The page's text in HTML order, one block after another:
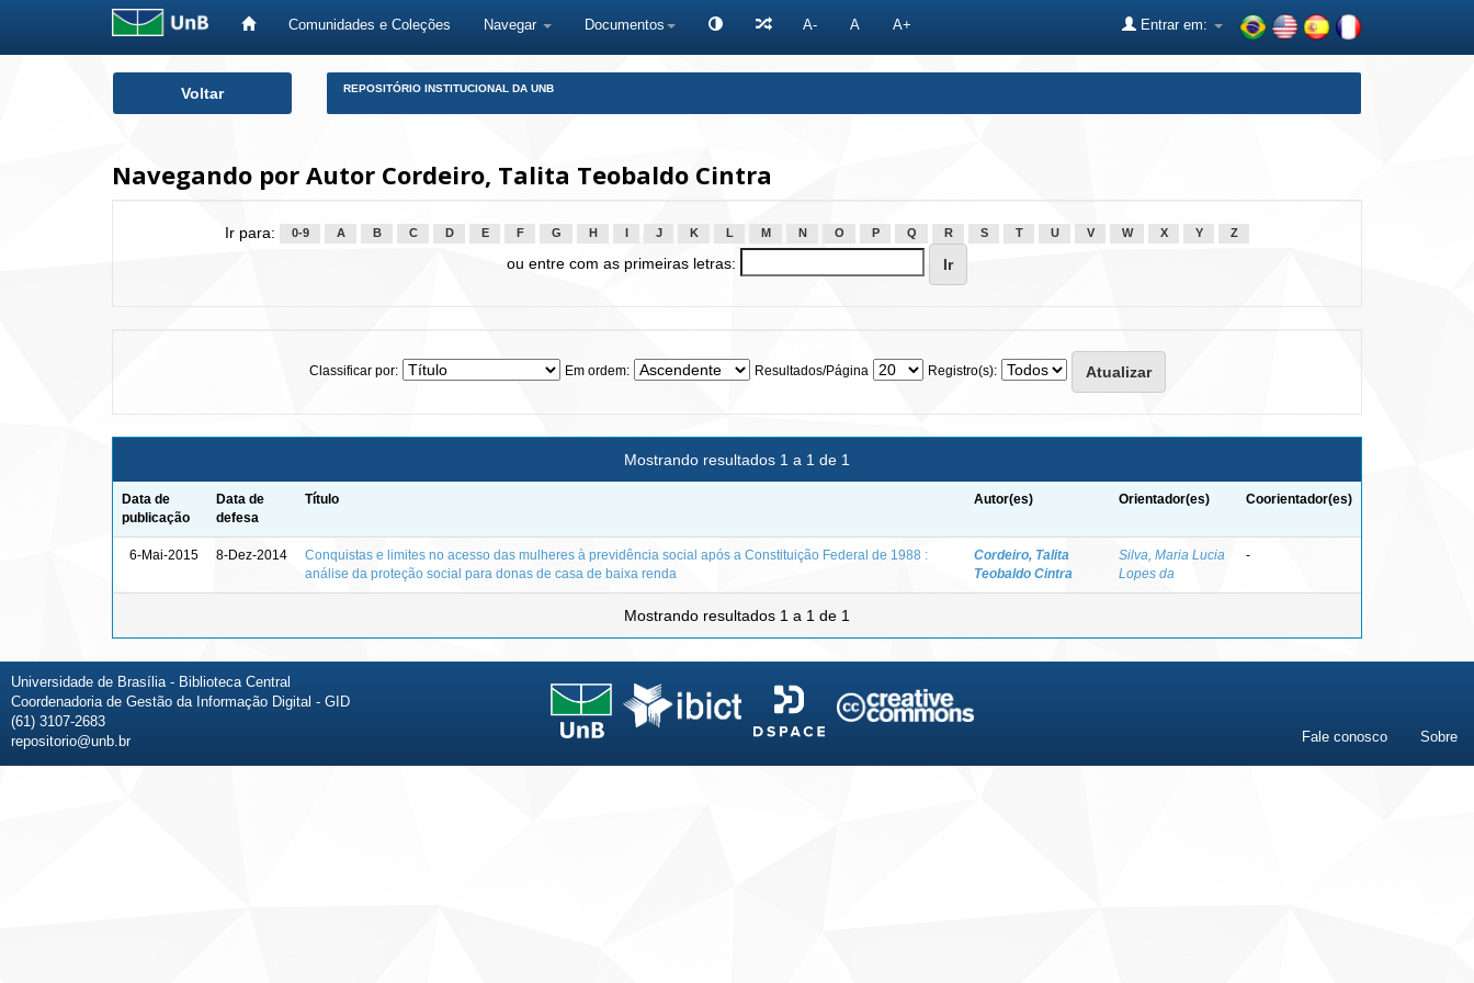
Comunidades e Coleções Navegar Documentos A- A A+ Entrar em:
Voltar REPOSITÓRIO INSTITUCIONAL DA UNB
Navegando por Autor Cordeiro, Talita Teobaldo Cintra
Ir para: 0-9 A B C D E F G H J K L M N O P Q R S T U V W X Y Z
ou entre com as primeiras letras:
Classificar por: Em ordem: Resultados/Página Registro(s):
Mostrando resultados 1 a 1 de 1
Data de
publicação
Data de
defesa
Título Autor(es) Orientador(es) Coorientador(es)
6-Mai-2015 8-Dez-2014
Conquistas e limites no acesso das mulheres à previdência social após a Constituição Federal de 1988 :
análise da proteção social para donas de casa de baixa renda
Cordeiro, Talita
Teobaldo Cintra
Silva, Maria Lucia
Lopes da
-
Mostrando resultados 1 a 1 de 1
Universidade de Brasília - Biblioteca Central
Coordenadoria de Gestão da Informação Digital - GID
(61) 3107-2683
repositorio@unb.br
Fale conosco Sobre